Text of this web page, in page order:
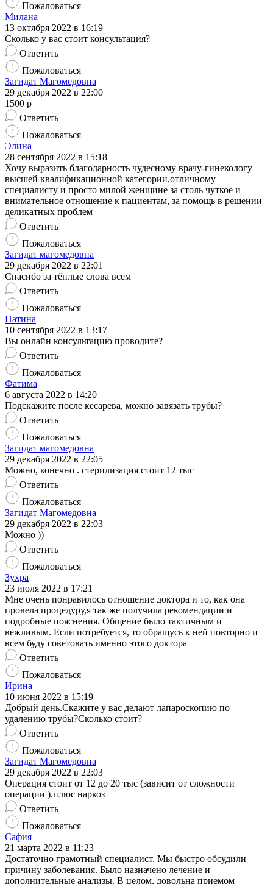
Пожаловаться
Милана
13 октября 2022 в 16:19
Сколько у вас стоит консультация?
Ответить
Пожаловаться
Загидат Магомедовна
29 декабря 2022 в 22:00
1500 р
Ответить
Пожаловаться
Элина
28 сентября 2022 в 15:18
Хочу выразить благодарность чудесному врачу-гинекологу
высшей квалификационной категории,отличному
специалисту и просто милой женщине за столь чуткое и
внимательное отношение к пациентам, за помощь в решении
деликатных проблем
Ответить
Пожаловаться
Загидат магомедовна
29 декабря 2022 в 22:01
Спасибо за тёплые слова всем
Ответить
Пожаловаться
Патина
10 сентября 2022 в 13:17
Вы онлайн консультацию проводите?
Ответить
Пожаловаться
Фатима
6 августа 2022 в 14:20
Подскажите после кесарева, можно завязать трубы?
Ответить
Пожаловаться
Загидат магомедовна
29 декабря 2022 в 22:05
Можно, конечно . стерилизация стоит 12 тыс
Ответить
Пожаловаться
Загидат Магомедовна
29 декабря 2022 в 22:03
Можно ))
Ответить
Пожаловаться
Зухра
23 июля 2022 в 17:21
Мне очень понравилось отношение доктора и то, как она
провела процедуру,я так же получила рекомендации и
подробные пояснения. Общение было тактичным и
вежливым. Если потребуется, то обращусь к ней повторно и
всем буду советовать именно этого доктора
Ответить
Пожаловаться
Ирина
10 июня 2022 в 15:19
Добрый день.Скажите у вас делают лапароскопию по
удалению трубы?Сколько стоит?
Ответить
Пожаловаться
Загидат Магомедовна
29 декабря 2022 в 22:03
Операция стоит от 12 до 20 тыс (зависит от сложности
операции ).плюс наркоз
Ответить
Пожаловаться
Сафия
21 марта 2022 в 11:23
Достаточно грамотный специалист. Мы быстро обсудили
причину заболевания. Было назначено лечение и
дополнительные анализы. В целом, довольна приемом